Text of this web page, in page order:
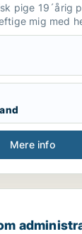
pige 19´årig
mig med
erfaring
vil min
hånd, eller
over en
besked også
Mere info